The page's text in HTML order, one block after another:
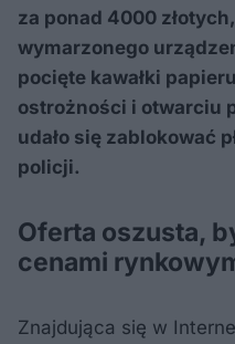
za ponad 4000
wymarzonego
pocięte kawałki
ostrożności i otwarciu
udało się zablokować
policji.
Oferta oszusta,
cenami
Znajdująca się w